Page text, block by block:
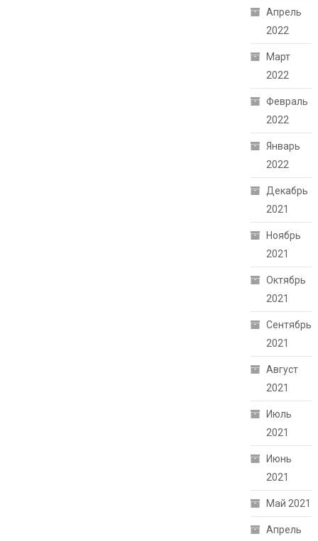
Апрель
2022
Март
2022
Февраль
2022
Январь
2022
Декабрь
2021
Ноябрь
2021
Октябрь
2021
Сентябрь
2021
Август
2021
Июль
2021
Июнь
2021
Май 2021
Апрель